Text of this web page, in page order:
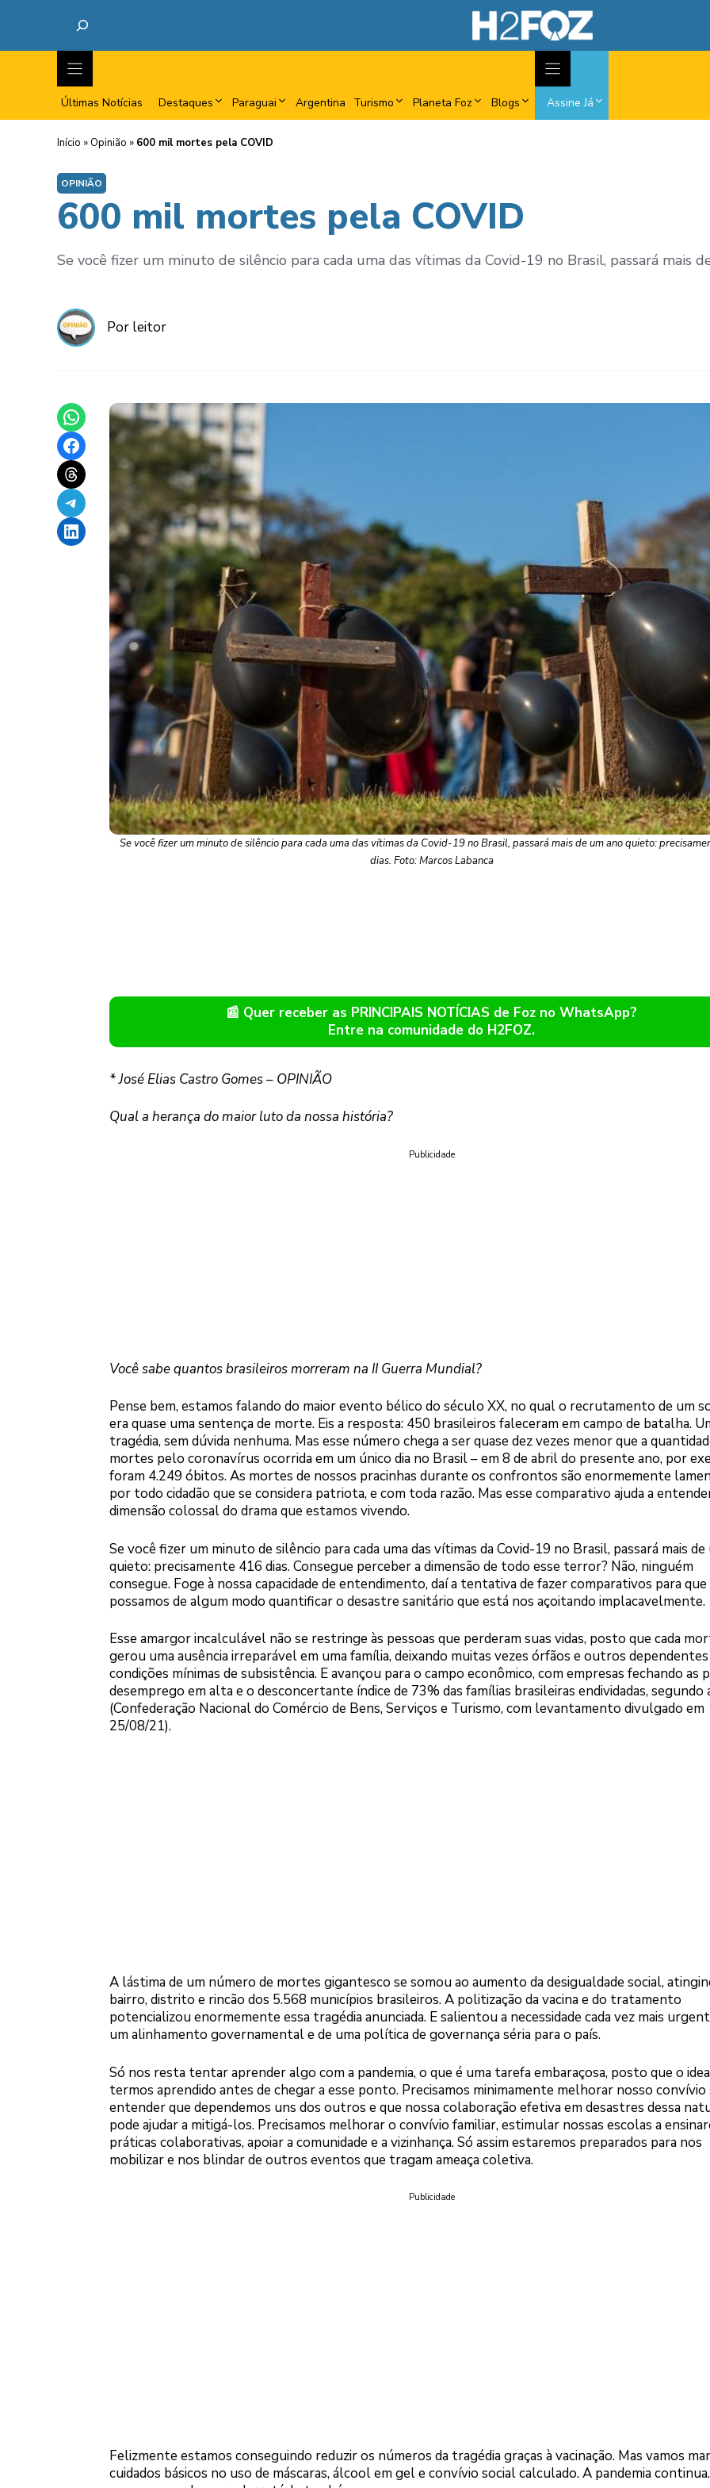
Últimas Notícias Destaques Paraguai Argentina Turismo Planeta Foz Blogs Assine Já
Início »Opinião » 600 mil mortes pela COVID
OPINIÃO
600 mil mortes pela COVID
Se você fizer um minuto de silêncio para cada uma das vítimas da Covid-19 no Brasil, passará mais
Por leitor
Share on WhatsApp
Share on Facebook
Share on Threads
Share on Telegram
Share on LinkedIn
Se você fizer um minuto de silêncio para cada uma das vítimas da Covid-19 no Brasil, passará mais de um ano quieto:
dias. Foto: Marcos Labanca
📰 Quer receber as PRINCIPAIS NOTÍCIAS de Foz no WhatsApp?
Entre na comunidade do H2FOZ.
* José Elias Castro Gomes – OPINIÃO
Qual a herança do maior luto da nossa história?
Publicidade
Você sabe quantos brasileiros morreram na II Guerra Mundial?
Pense bem, estamos falando do maior evento bélico do século XX, no qual o recrutamento de um
era quase uma sentença de morte. Eis a resposta: 450 brasileiros faleceram em campo de batalha.
tragédia, sem dúvida nenhuma. Mas esse número chega a ser quase dez vezes menor que a
mortes pelo coronavírus ocorrida em um único dia no Brasil – em 8 de abril do presente ano, por
foram 4.249 óbitos. As mortes de nossos pracinhas durante os confrontos são enormemente
por todo cidadão que se considera patriota, e com toda razão. Mas esse comparativo ajuda a
dimensão colossal do drama que estamos vivendo.
Se você fizer um minuto de silêncio para cada uma das vítimas da Covid-19 no Brasil, passará mais de
quieto: precisamente 416 dias. Consegue perceber a dimensão de todo esse terror? Não, ninguém
consegue. Foge à nossa capacidade de entendimento, daí a tentativa de fazer comparativos para que
possamos de algum modo quantificar o desastre sanitário que está nos açoitando implacavelmente.
Esse amargor incalculável não se restringe às pessoas que perderam suas vidas, posto que cada
gerou uma ausência irreparável em uma família, deixando muitas vezes órfãos e outros
condições mínimas de subsistência. E avançou para o campo econômico, com empresas fechando as
desemprego em alta e o desconcertante índice de 73% das famílias brasileiras endividadas, segundo
(Confederação Nacional do Comércio de Bens, Serviços e Turismo, com levantamento divulgado em
25/08/21).
A lástima de um número de mortes gigantesco se somou ao aumento da desigualdade social,
bairro, distrito e rincão dos 5.568 municípios brasileiros. A politização da vacina e do tratamento
potencializou enormemente essa tragédia anunciada. E salientou a necessidade cada vez mais
um alinhamento governamental e de uma política de governança séria para o país.
Só nos resta tentar aprender algo com a pandemia, o que é uma tarefa embaraçosa, posto que o
termos aprendido antes de chegar a esse ponto. Precisamos minimamente melhorar nosso convívio
entender que dependemos uns dos outros e que nossa colaboração efetiva em desastres dessa
pode ajudar a mitigá-los. Precisamos melhorar o convívio familiar, estimular nossas escolas a
práticas colaborativas, apoiar a comunidade e a vizinhança. Só assim estaremos preparados para nos
mobilizar e nos blindar de outros eventos que tragam ameaça coletiva.
Publicidade
Felizmente estamos conseguindo reduzir os números da tragédia graças à vacinação. Mas vamos
cuidados básicos no uso de máscaras, álcool em gel e convívio social calculado. A pandemia